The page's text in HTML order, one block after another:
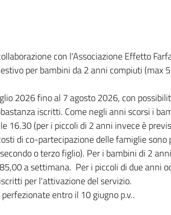
con l'Associazione Effetto
per bambini da 2 anni compiuti (max
2026 fino al 7 agosto 2026, con
iscritti. Come negli anni scorsi i
16.30 (per i piccoli di 2 anni invece è
di co-partecipazione delle famiglie
o terzo figlio). Per i bambini di 2
a settimana. Per i piccoli di due anni
per l'attivazione del servizio.
entro il 10 giugno p.v..